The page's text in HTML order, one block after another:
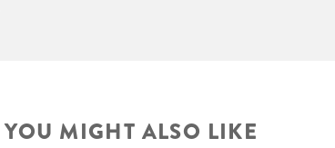
YOU MIGHT ALSO LIKE